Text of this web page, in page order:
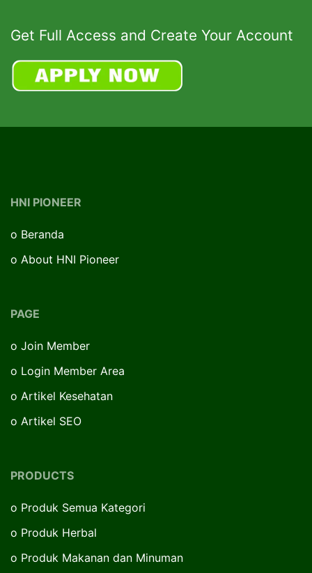
Get Full Access and Create Your Account
HNI PIONEER
o Beranda
o About HNI Pioneer
PAGE
o Join Member
o Login Member Area
o Artikel Kesehatan
o Artikel SEO
PRODUCTS
o Produk Semua Kategori
o Produk Herbal
o Produk Makanan dan Minuman